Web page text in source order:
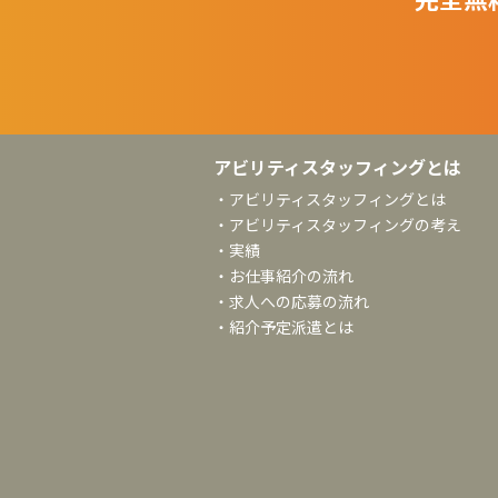
アビリティスタッフィングとは
・アビリティスタッフィングとは
・アビリティスタッフィングの考え
・実績
・お仕事紹介の流れ
・求人への応募の流れ
・紹介予定派遣とは